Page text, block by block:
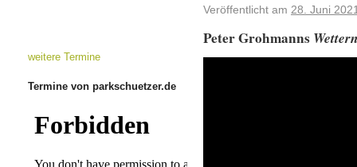
Veröffentlicht am 28. Juni
Peter Grohmanns
weitere Termine
Termine von parkschuetzer.de